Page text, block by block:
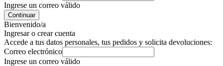
Ingrese un correo válido
Continuar
Bienvenido/a
Ingresar o crear cuenta
Accede a tus datos personales, tus pedidos y solicita devoluciones:
Correo electrónico
Ingrese un correo válido